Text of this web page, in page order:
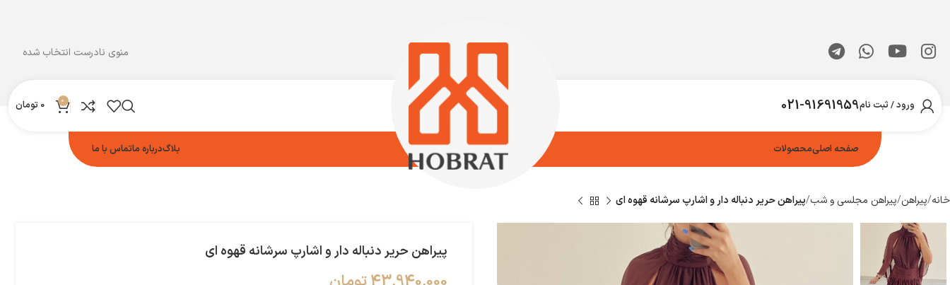
منوی نادرست انتخاب شده
ورود / ثبت نام021-91691959
0
0 تومان
صفحه اصلیمحصولات بلاگدرباره ماتماس با ما
خانه پیراهن پیراهن مجلسی و شب پیراهن حریر دنباله دار و اشارپ سرشانه قهوه ای
پیراهن حریر دنباله دار و اشارپ سرشانه قهوه ای